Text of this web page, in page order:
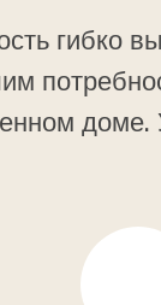
гибко